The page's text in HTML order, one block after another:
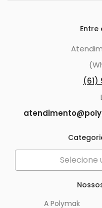
(61)
Selecione
A Polymak